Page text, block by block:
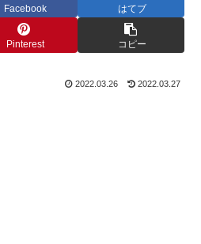
Facebook はてブ
Pinterest コピー
2022.03.26 2022.03.27